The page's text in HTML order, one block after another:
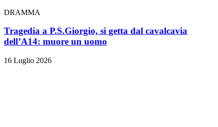
DRAMMA
Tragedia a P.S.Giorgio, si getta dal cavalcavia
dell’A14: muore un uomo
16 Luglio 2026